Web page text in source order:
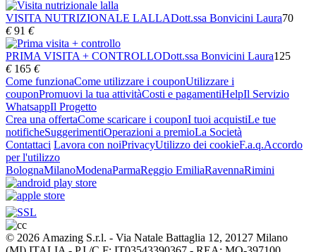
VISITA NUTRIZIONALE LALLADott.ssa Bonvicini Laura70
€ 91 €
PRIMA VISITA + CONTROLLODott.ssa Bonvicini Laura125
€ 165 €
Come funzionaCome utilizzare i couponUtilizzare i
couponPromuovi la tua attivitàCosti e pagamentiHelpIl Servizio
WhatsappIl Progetto
Crea una offertaCome scaricare i couponI tuoi acquistiLe tue
notificheSuggerimentiOperazioni a premioLa Società
Contattaci Lavora con noiPrivacyUtilizzo dei cookieF.a.q.Accordo
per l'utilizzo
BolognaMilanoModenaParmaReggio EmiliaRavennaRimini
© 2026 Amazing S.r.l. - Via Natale Battaglia 12, 20127 Milano